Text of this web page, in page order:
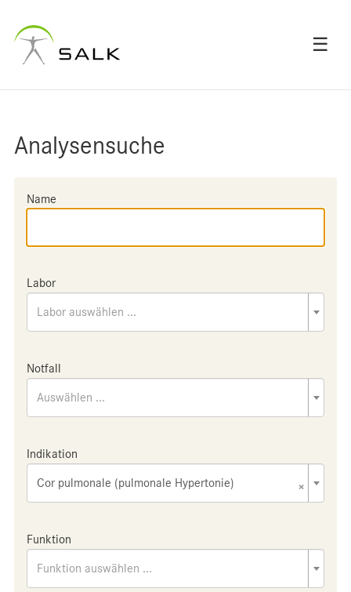
☰
Analysensuche
Name
Labor
Labor auswählen ...
Notfall
Auswählen ...
Indikation
×
Cor pulmonale (pulmonale Hypertonie)
Funktion
Funktion auswählen ...